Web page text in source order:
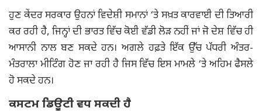
ਹੁਣ ਕੇਂਦਰ ਸਰਕਾਰ ਉਹਨਾਂ ਵਿਦੇਸ਼ੀ ਸਮਾਨਾਂ ‘ਤੇ ਸਖ਼ਤ ਕਾਰਵਾਈ ਦੀ ਤਿਆਰੀ
ਕਰ ਰਹੀ ਹੈ, ਜਿਨ੍ਹਾਂ ਦੀ ਭਾਰਤ ਵਿੱਚ ਕੋਈ ਵੱਡੀ ਲੋੜ ਨਹੀਂ ਜਾਂ ਜੋ ਦੇਸ਼ ਵਿੱਚ ਹੀ
ਆਸਾਨੀ ਨਾਲ ਬਣ ਸਕਦੇ ਹਨ। ਅਗਲੇ ਹਫ਼ਤੇ ਇੱਕ ਉੱਚ ਪੱਧਰੀ ਅੰਤਰ-
ਮੰਤਰਾਲਾ ਮੀਟਿੰਗ ਹੋਣ ਜਾ ਰਹੀ ਹੈ ਜਿਸ ਵਿੱਚ ਇਸ ਮਾਮਲੇ ‘ਤੇ ਅਹਿਮ ਫੈਸਲੇ
ਹੋ ਸਕਦੇ ਹਨ।
ਕਸਟਮ ਡਿਊਟੀ ਵਧ ਸਕਦੀ ਹੈ